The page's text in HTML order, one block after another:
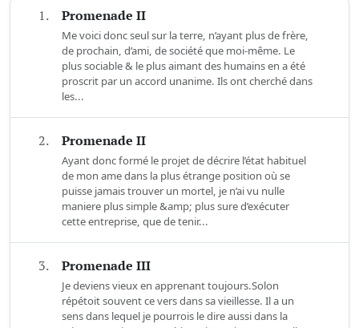
1. Promenade II
Me voici donc seul sur la terre, n’ayant plus de frère,
de prochain, d’ami, de société que moi-même. Le
plus sociable & le plus aimant des humains en a été
proscrit par un accord unanime. Ils ont cherché dans
les...
2. Promenade II
Ayant donc formé le projet de décrire l’état habituel
de mon ame dans la plus étrange position où se
puisse jamais trouver un mortel, je n’ai vu nulle
maniere plus simple &amp; plus sure d’exécuter
cette entreprise, que de tenir...
3. Promenade III
Je deviens vieux en apprenant toujours.Solon
répétoit souvent ce vers dans sa vieillesse. Il a un
sens dans lequel je pourrois le dire aussi dans la